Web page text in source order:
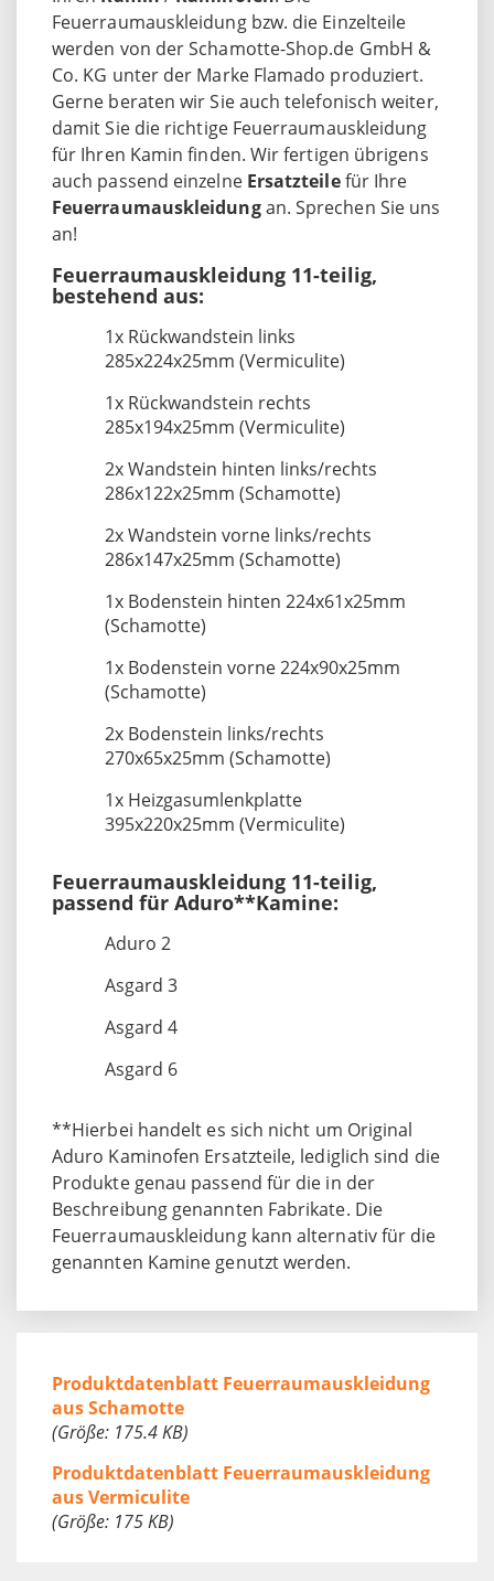
Feuerraumauskleidung bzw. die Einzelteile
werden von der Schamotte-Shop.de GmbH &
Co. KG unter der Marke Flamado produziert.
Gerne beraten wir Sie auch telefonisch weiter,
damit Sie die richtige Feuerraumauskleidung
für Ihren Kamin finden. Wir fertigen übrigens
auch passend einzelne Ersatzteilefür Ihre
Feuerraumauskleidungan. Sprechen Sie uns
an!
Feuerraumauskleidung 11-teilig,
bestehend aus:
1x Rückwandstein links
285x224x25mm (Vermiculite)
1x Rückwandstein rechts
285x194x25mm (Vermiculite)
2x Wandstein hinten links/rechts
286x122x25mm (Schamotte)
2x Wandstein vorne links/rechts
286x147x25mm (Schamotte)
1x Bodenstein hinten 224x61x25mm
(Schamotte)
1x Bodenstein vorne 224x90x25mm
(Schamotte)
2x Bodenstein links/rechts
270x65x25mm (Schamotte)
1x Heizgasumlenkplatte
395x220x25mm (Vermiculite)
Feuerraumauskleidung 11-teilig,
passend für Aduro**Kamine:
Aduro 2
Asgard 3
Asgard 4
Asgard 6
**Hierbei handelt es sich nicht um Original
Aduro Kaminofen Ersatzteile, lediglich sind die
Produkte genau passend für die in der
Beschreibung genannten Fabrikate. Die
Feuerraumauskleidung kann alternativ für die
genannten Kamine genutzt werden.
Produktdatenblatt Feuerraumauskleidung
aus Schamotte
(Größe: 175.4 KB)
Produktdatenblatt Feuerraumauskleidung
aus Vermiculite
(Größe: 175 KB)